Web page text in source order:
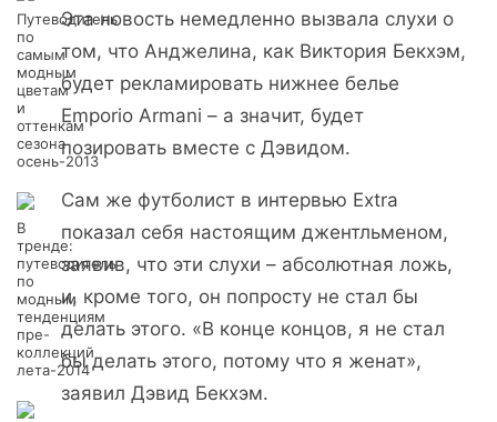
Путеводитель
по
самым
модным
цветам
и
оттенкам
сезона
осень-2013
В
тренде:
путеводитель
по
модным
тенденциям
пре-
коллекций
лета-2014
Эта новость немедленно вызвала слухи о
том, что Анджелина, как Виктория Бекхэм,
будет рекламировать нижнее белье
Emporio Armani – а значит, будет
позировать вместе с Дэвидом.
Сам же футболист в интервью Extra
показал себя настоящим джентльменом,
заявив, что эти слухи – абсолютная ложь,
и, кроме того, он попросту не стал бы
делать этого. «В конце концов, я не стал
бы делать этого, потому что я женат»,
заявил Дэвид Бекхэм.